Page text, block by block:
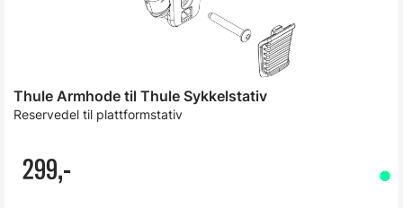
Thule Armhode til Thule Sykkelstativ
Reservedel til plattformstativ
299,-